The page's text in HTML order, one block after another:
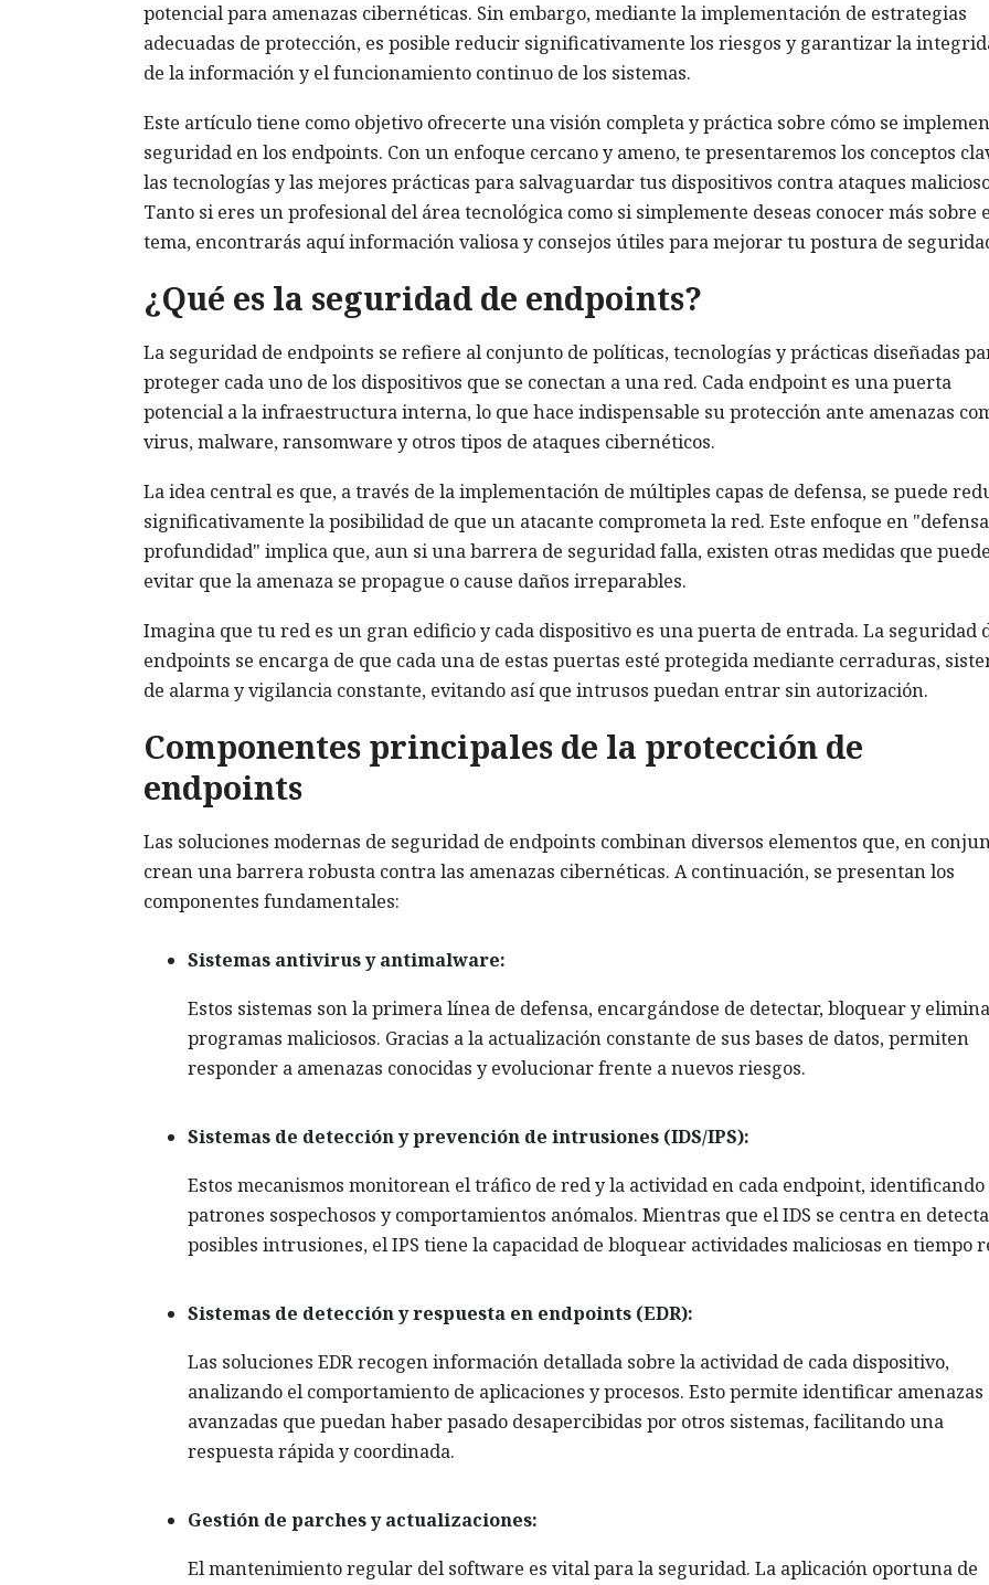
potencial para amenazas cibernéticas. Sin embargo, mediante la implementación de estrategias
adecuadas de protección, es posible reducir significativamente los riesgos y garantizar la
de la información y el funcionamiento continuo de los sistemas.
Este artículo tiene como objetivo ofrecerte una visión completa y práctica sobre cómo se
seguridad en los endpoints. Con un enfoque cercano y ameno, te presentaremos los conceptos
las tecnologías y las mejores prácticas para salvaguardar tus dispositivos contra ataques
Tanto si eres un profesional del área tecnológica como si simplemente deseas conocer más sobre
tema, encontrarás aquí información valiosa y consejos útiles para mejorar tu postura de
¿Qué es la seguridad de endpoints?
La seguridad de endpoints se refiere al conjunto de políticas, tecnologías y prácticas diseñadas
proteger cada uno de los dispositivos que se conectan a una red. Cada endpoint es una puerta
potencial a la infraestructura interna, lo que hace indispensable su protección ante amenazas
virus, malware, ransomware y otros tipos de ataques cibernéticos.
La idea central es que, a través de la implementación de múltiples capas de defensa, se puede
significativamente la posibilidad de que un atacante comprometa la red. Este enfoque en
profundidad" implica que, aun si una barrera de seguridad falla, existen otras medidas que
evitar que la amenaza se propague o cause daños irreparables.
Imagina que tu red es un gran edificio y cada dispositivo es una puerta de entrada. La seguridad
endpoints se encarga de que cada una de estas puertas esté protegida mediante cerraduras,
de alarma y vigilancia constante, evitando así que intrusos puedan entrar sin autorización.
Componentes principales de la protección de
endpoints
Las soluciones modernas de seguridad de endpoints combinan diversos elementos que, en
crean una barrera robusta contra las amenazas cibernéticas. A continuación, se presentan los
componentes fundamentales:
Sistemas antivirus y antimalware:
Estos sistemas son la primera línea de defensa, encargándose de detectar, bloquear y
programas maliciosos. Gracias a la actualización constante de sus bases de datos, permiten
responder a amenazas conocidas y evolucionar frente a nuevos riesgos.
Sistemas de detección y prevención de intrusiones (IDS/IPS):
Estos mecanismos monitorean el tráfico de red y la actividad en cada endpoint, identificando
patrones sospechosos y comportamientos anómalos. Mientras que el IDS se centra en
posibles intrusiones, el IPS tiene la capacidad de bloquear actividades maliciosas en tiempo
Sistemas de detección y respuesta en endpoints (EDR):
Las soluciones EDR recogen información detallada sobre la actividad de cada dispositivo,
analizando el comportamiento de aplicaciones y procesos. Esto permite identificar amenazas
avanzadas que puedan haber pasado desapercibidas por otros sistemas, facilitando una
respuesta rápida y coordinada.
Gestión de parches y actualizaciones:
El mantenimiento regular del software es vital para la seguridad. La aplicación oportuna de